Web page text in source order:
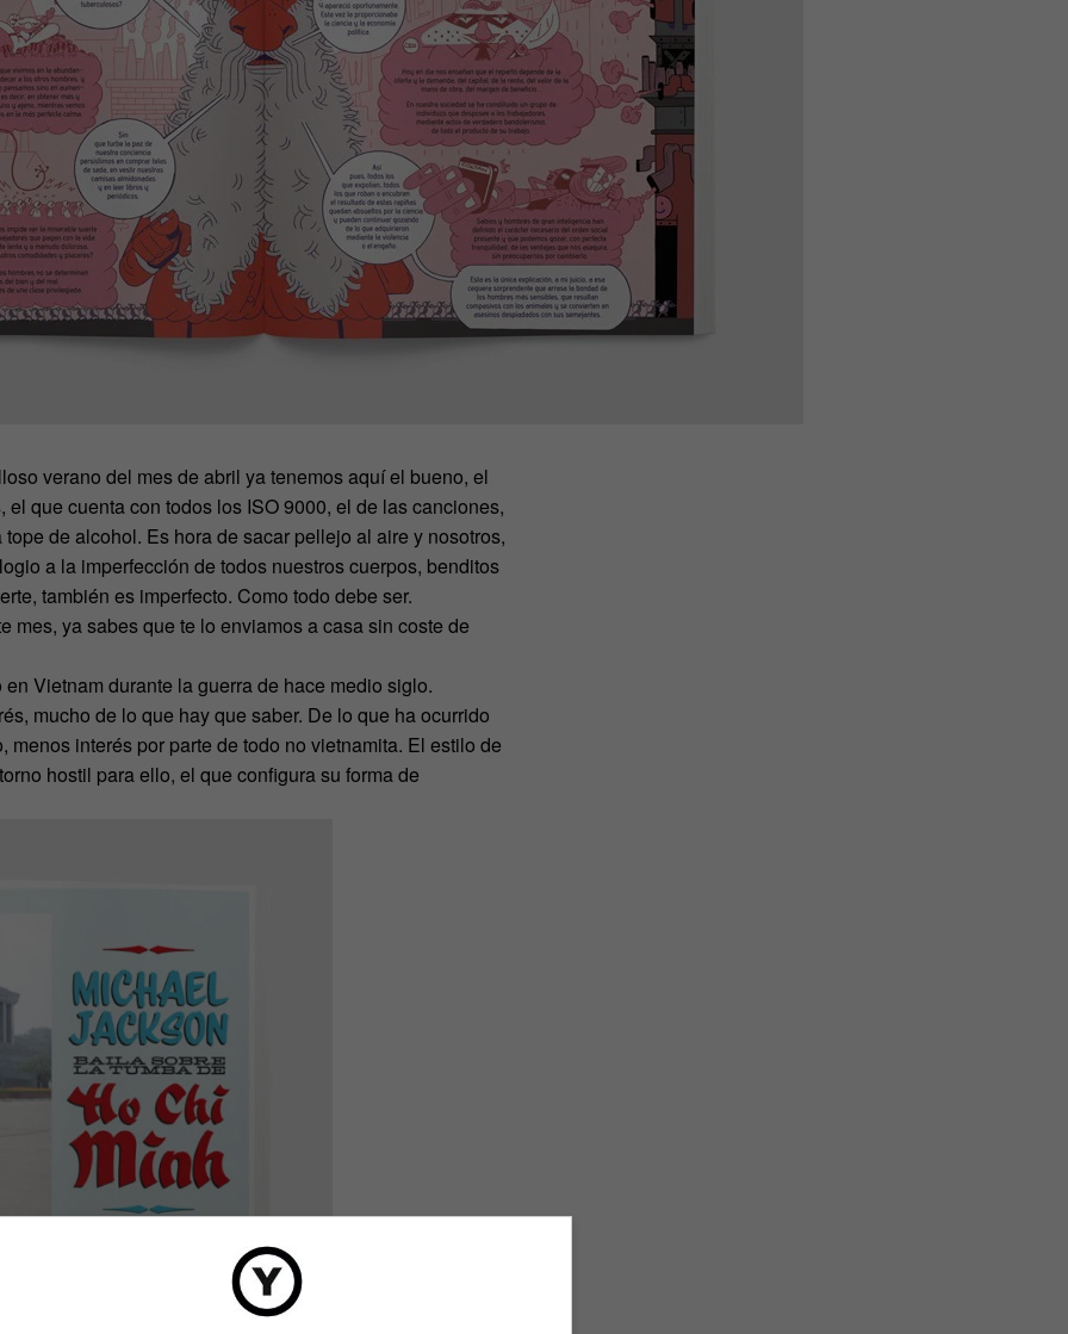
verano del mes de abril ya tenemos aquí el bueno, el
que cuenta con todos los ISO 9000, el de las canciones,
de alcohol. Es hora de sacar pellejo al aire y nosotros,
a la imperfección de todos nuestros cuerpos, benditos
también es imperfecto. Como todo debe ser.
mes, ya sabes que te lo enviamos a casa sin coste de
Vietnam durante la guerra de hace medio siglo.
mucho de lo que hay que saber. De lo que ha ocurrido
interés por parte de todo no vietnamita. El estilo de
hostil para ello, el que configura su forma de